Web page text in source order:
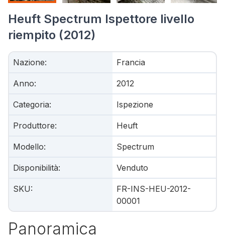
Heuft Spectrum Ispettore livello
riempito (2012)
Nazione: Francia
Anno: 2012
Categoria: Ispezione
Produttore: Heuft
Modello: Spectrum
Disponibilità: Venduto
SKU:
FR-INS-HEU-2012-
00001
Panoramica